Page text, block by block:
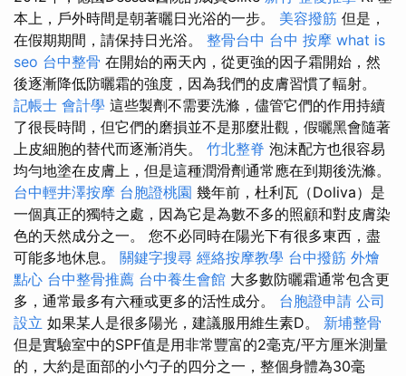
本上，戶外時間是朝著曬日光浴的一步。 美容撥筋 但是，
在假期期間，請保持日光浴。 整骨台中 台中 按摩 what is
seo 台中整骨 在開始的兩天內，從更強的因子霜開始，然
後逐漸降低防曬霜的強度，因為我們的皮膚習慣了輻射。
記帳士 會計學 這些製劑不需要洗滌，儘管它們的作用持續
了很長時間，但它們的磨損並不是那麼壯觀，假曬黑會隨著
上皮細胞的替代而逐漸消失。 竹北整脊 泡沫配方也很容易
均勻地塗在皮膚上，但是這種潤滑劑通常應在到期後洗滌。
台中輕井澤按摩 台胞證桃園 幾年前，杜利瓦（Doliva）是
一個真正的獨特之處，因為它是為數不多的照顧和對皮膚染
色的天然成分之一。 您不必同時在陽光下有很多東西，盡
可能多地休息。 關鍵字搜尋 經絡按摩教學 台中撥筋 外燴
點心 台中整骨推薦 台中養生會館 大多數防曬霜通常包含更
多，通常最多有六種或更多的活性成分。 台胞證申請 公司
設立 如果某人是很多陽光，建議服用維生素D。 新埔整骨
但是實驗室中的SPF值是用非常豐富的2毫克/平方厘米測量
的，大約是面部的小勺子的四分之一，整個身體為30毫